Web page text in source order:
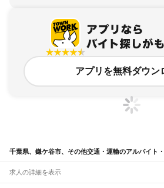
アプリを無料ダウン
千葉県、鎌ケ谷市、その他交通・運輸のアルバイト
求人の詳細を表示